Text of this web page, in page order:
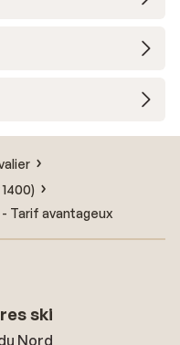
Tarif avantageux
ski
Nord